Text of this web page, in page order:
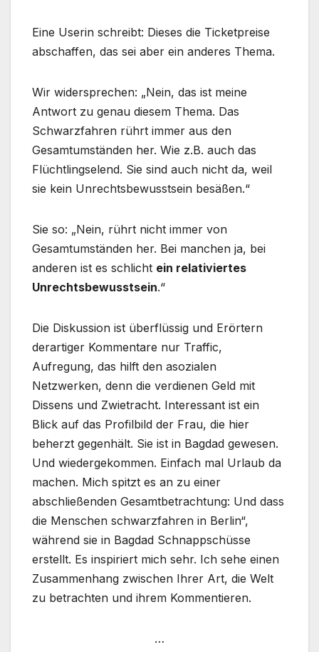
Eine Userin schreibt: Dieses die Ticketpreise
abschaffen, das sei aber ein anderes Thema.
Wir widersprechen: „Nein, das ist meine
Antwort zu genau diesem Thema. Das
Schwarzfahren rührt immer aus den
Gesamtumständen her. Wie z.B. auch das
Flüchtlingselend. Sie sind auch nicht da, weil
sie kein Unrechtsbewusstsein besäßen.“
Sie so: „Nein, rührt nicht immer von
Gesamtumständen her. Bei manchen ja, bei
anderen ist es schlicht ein relativiertes
Unrechtsbewusstsein.“
Die Diskussion ist überflüssig und Erörtern
derartiger Kommentare nur Traffic,
Aufregung, das hilft den asozialen
Netzwerken, denn die verdienen Geld mit
Dissens und Zwietracht. Interessant ist ein
Blick auf das Profilbild der Frau, die hier
beherzt gegenhält. Sie ist in Bagdad gewesen.
Und wiedergekommen. Einfach mal Urlaub da
machen. Mich spitzt es an zu einer
abschließenden Gesamtbetrachtung: Und dass
die Menschen schwarzfahren in Berlin“,
während sie in Bagdad Schnappschüsse
erstellt. Es inspiriert mich sehr. Ich sehe einen
Zusammenhang zwischen Ihrer Art, die Welt
zu betrachten und ihrem Kommentieren.
…